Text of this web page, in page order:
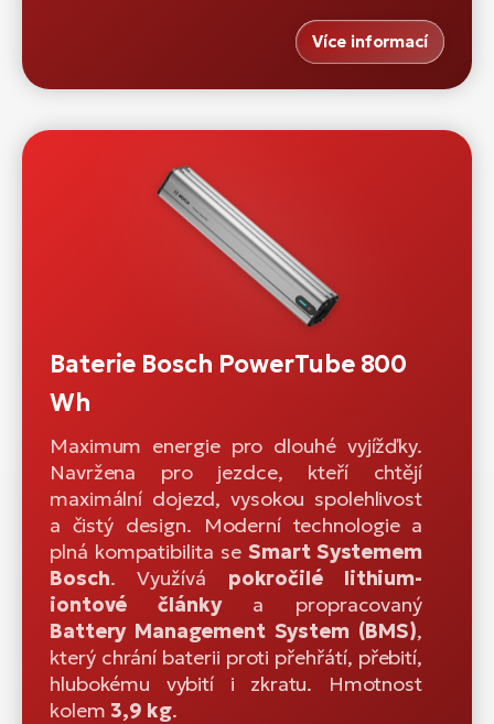
Více informací
Baterie Bosch PowerTube 800
Wh
Maximum energie pro dlouhé vyjížďky.
Navržena pro jezdce, kteří chtějí
maximální dojezd, vysokou spolehlivost
a čistý design. Moderní technologie a
plná kompatibilita se Smart Systemem
Bosch. Využívá pokročilé lithium-
iontové článkya propracovaný
Battery Management System (BMS),
který chrání baterii proti přehřátí, přebití,
hlubokému vybití i zkratu. Hmotnost
kolem 3,9 kg.